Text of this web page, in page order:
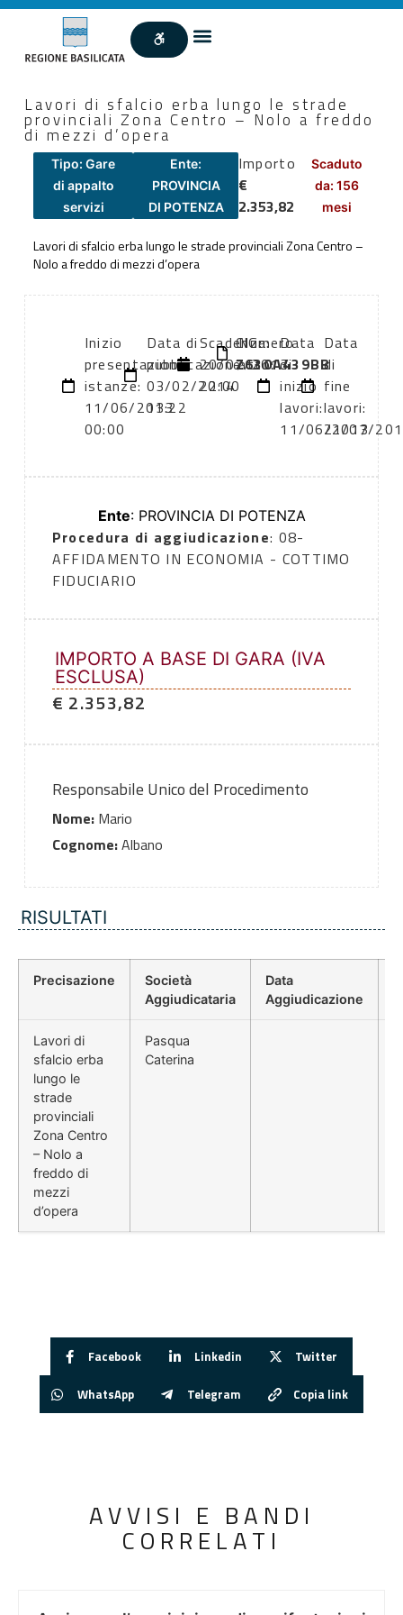
Lavori di sfalcio erba lungo le strade
provinciali Zona Centro – Nolo a freddo
di mezzi d’opera
Tipo: Gare
di appalto
servizi
Ente:
PROVINCIA
DI POTENZA
Importo
€
2.353,82
Scaduto
da: 156
mesi
Lavori di sfalcio erba lungo le strade provinciali Zona Centro –
Nolo a freddo di mezzi d’opera
Inizio
presentazione
istanze:
11/06/2013
00:00
Data di
pubblicazione:
03/02/2014
13:22
Scadenza:
20/07/2013
22:00
Numero
atto:
CIG:
Z630A439BB
Data
di
inizio
lavori:
11/06/2013
Data
di
fine
lavori:
21/07/
Ente: PROVINCIA DI POTENZA
Procedura di aggiudicazione: 08-
AFFIDAMENTO IN ECONOMIA - COTTIMO
FIDUCIARIO
IMPORTO A BASE DI GARA (IVA
ESCLUSA)
€ 2.353,82
Responsabile Unico del Procedimento
Nome:Mario
Cognome:Albano
RISULTATI
Precisazione
Società
Aggiudicataria
Data
Aggiudicazione
Lavori di
sfalcio erba
lungo le
strade
provinciali
Zona Centro
– Nolo a
freddo di
mezzi
d’opera
Pasqua
Caterina
Facebook Linkedin Twitter
WhatsApp Telegram Copia link
AVVISI E BANDI
CORRELATI